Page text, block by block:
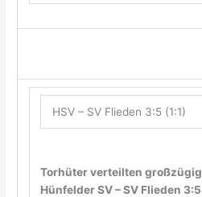
HSV – SV Flieden 3:5 (1:1)
Torhüter verteilten
Hünfelder SV – SV Flieden